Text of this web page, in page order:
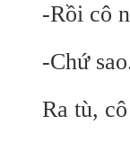
-Rồi cô
-Chứ
Ra tù,